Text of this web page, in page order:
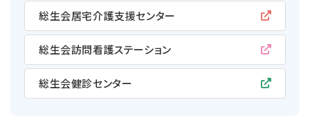
総生会居宅介護支援センター
総生会訪問看護ステーション
総生会健診センター